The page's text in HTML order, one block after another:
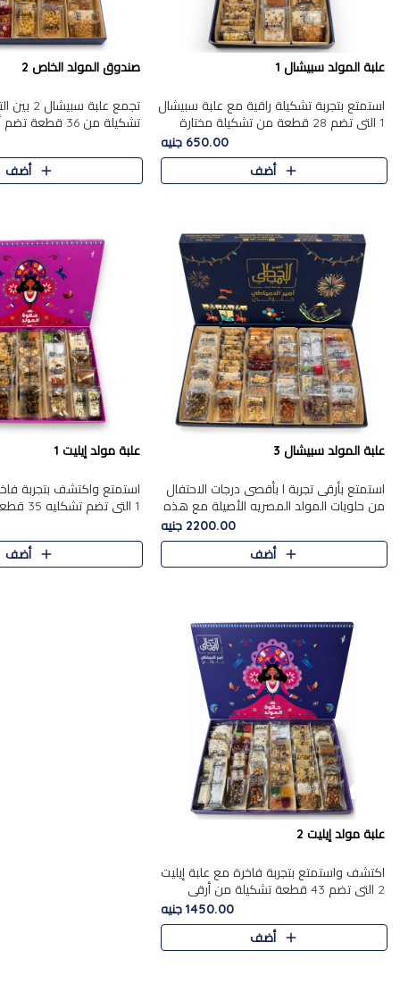
علبة المولد سبيشال 1
استمتع بتجربة تشكيلة راقية مع علبة سبيشال
1 التي تضم 28 قطعة من تشكيلة مختارة
بعناية من أفخر حلويات المولد المصرية
الأصلية الشرقية. تحتوي ال..
650.00 جنيه
أضف
صندوق المولد الخاص 2
تجمع علبة
المولد الشرقية. تحتوي
بالفول، والجزرية بالبن..
أضف
علبة المولد سبيشال 3
استمتع بأرقى تجربة ا بأقصى درجات الاحتفال
من حلويات المولد المصريه الأصيلة مع هذه
الفخامة مع علبة سبيشال 3 التي تضم 56
قطعة من تشكيلة استثن..
2200.00 جنيه
أضف
علبة مولد إيليت 1
استمتع واكتشف بتجربة
1 التي
حلويات المولد المصري
بشكل جميل في علبة
أضف
علبة مولد إيليت 2
اكتشف واستمتع بتجربة فاخرة مع علبة إيليت
2 التي تضم 43 قطعة تشكيلة من أرقى
حلويات المولد الشرقية المصرية الأصيلة
,معروضة بشكل جميل في علبة أ..
1450.00 جنيه
أضف